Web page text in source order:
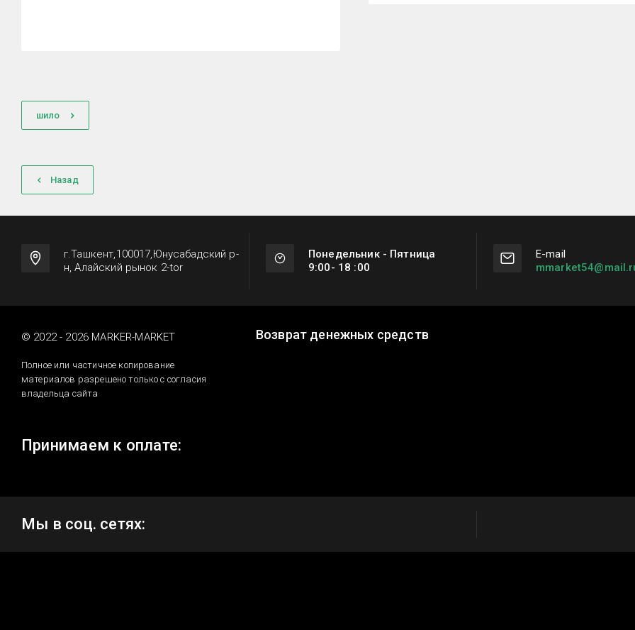
шило
Назад
г.Ташкент,100017,Юнусабадский р-
н, Алайский рынок 2-tor
Понедельник - Пятница
9:00- 18 :00
Е-mail
© 2022 - 2026 MARKER-MARKET
Полное или частичное копирование
материалов разрешено только с согласия
владельца сайта
Возврат денежных средств
Принимаем к оплате:
Мы в соц. сетях: